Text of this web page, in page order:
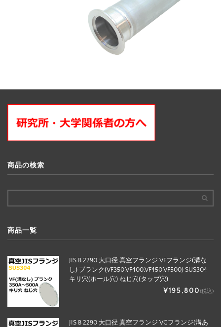
商品の検索
商品一覧
JIS B 2290 大口径 真空フランジ VFフランジ(溝な
し) ブランク(VF350,VF400,VF450,VF500) SUS304
キリ穴(ホール穴) ねじ穴(タップ穴)
¥195,800(税込)
JIS B 2290 大口径 真空フランジ VGフランジ(溝あ